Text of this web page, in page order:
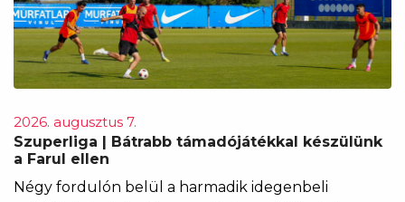
2026. augusztus 7.
Szuperliga | Bátrabb támadójátékkal készülünk
a Farul ellen
Négy fordulón belül a harmadik idegenbeli